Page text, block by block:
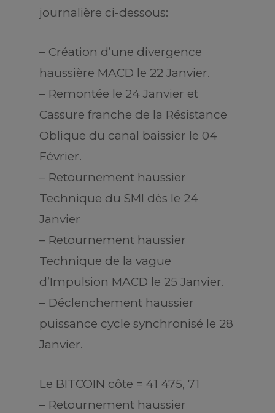
journalière ci-dessous:
– Création d’une divergence
haussière MACD le 22 Janvier.
– Remontée le 24 Janvier et
Cassure franche de la Résistance
Oblique du canal baissier le 04
Février.
– Retournement haussier
Technique du SMI dès le 24
Janvier
– Retournement haussier
Technique de la vague
d’Impulsion MACD le 25 Janvier.
– Déclenchement haussier
puissance cycle synchronisé le 28
Janvier.
Le BITCOIN côte = 41 475, 71
– Retournement haussier